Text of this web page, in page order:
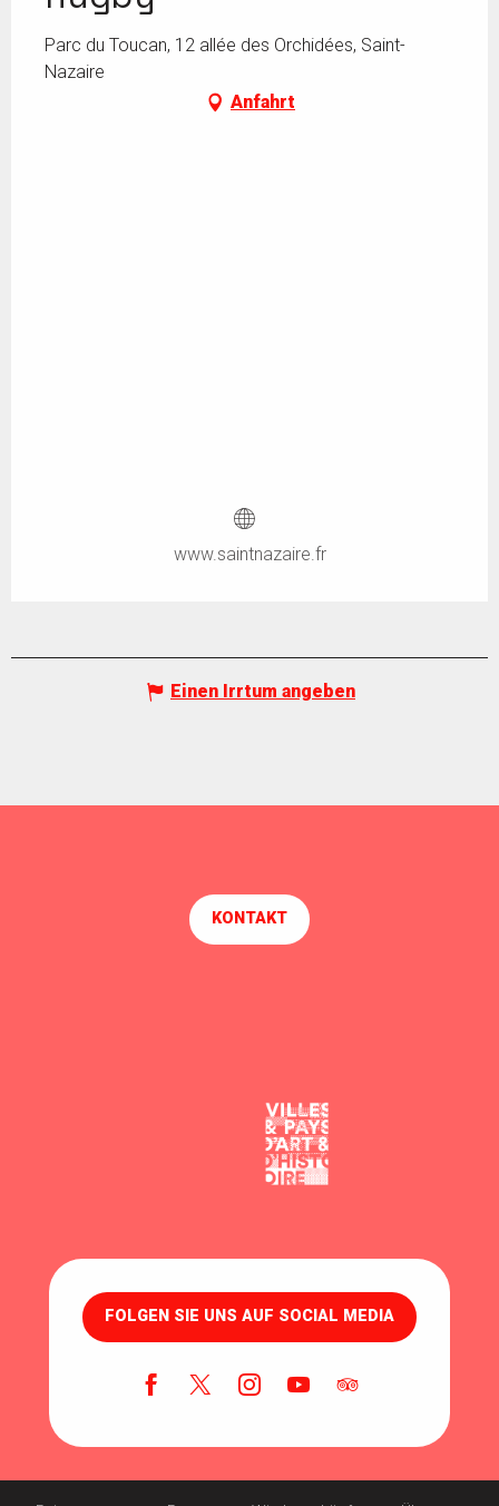
Parc du Toucan, 12 allée des Orchidées, Saint-
Nazaire
Anfahrt
www.saintnazaire.fr
Einen Irrtum angeben
KONTAKT
FOLGEN SIE UNS AUF SOCIAL MEDIA